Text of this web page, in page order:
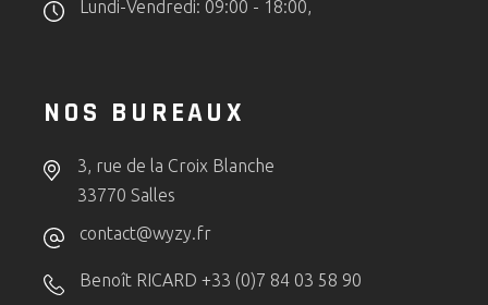
Lundi-Vendredi: 09:00 - 18:00,
NOS BUREAUX
3, rue de la Croix Blanche
33770 Salles
contact@wyzy.fr
Benoît RICARD +33 (0)7 84 03 58 90